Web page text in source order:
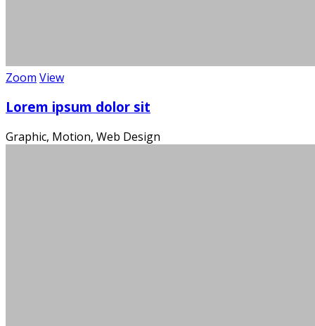
Zoom View
Lorem ipsum dolor sit
Graphic, Motion, Web Design